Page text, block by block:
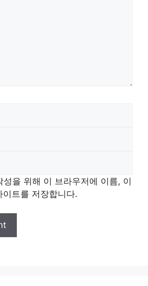
성을 위해 이 브라우저에 이름, 이
트를 저장합니다.